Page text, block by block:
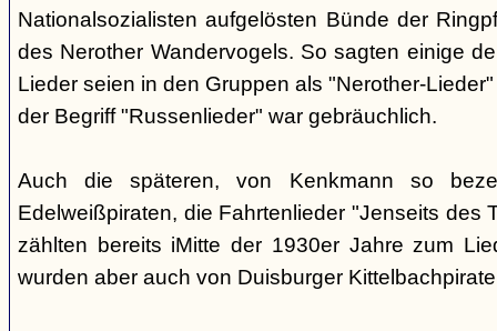
Nationalsozialisten aufgelösten Bünde der
des Nerother Wandervogels. So sagten einige
Lieder seien in den Gruppen als "Nerother-
der Begriff "Russenlieder" war gebräuchlich.
Auch die späteren, von Kenkmann so
Edelweißpiraten, die Fahrtenlieder "Jenseits des
zählten bereits iMitte der 1930er Jahre zum
wurden aber auch von Duisburger